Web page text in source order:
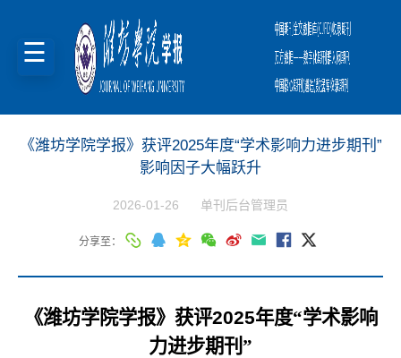
《潍坊学院学报》获评2025年度“学术影响力进步期刊”
影响因子大幅跃升
2026-01-26 单刊后台管理员
分享至：
《潍坊学院学报》获评2025年度“学术影响
力进步期刊”